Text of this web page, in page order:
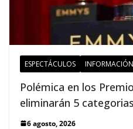
ESPECTÁCULOS
Polémica en los
eliminarán 5
6 agosto, 2026